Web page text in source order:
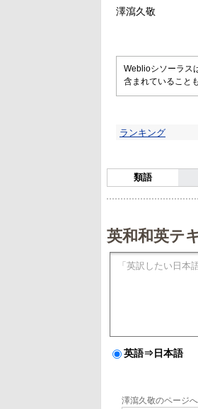
澤瀉久敬
Weblioシソーラス
含まれていること
ランキング
類語
英和和英テ
英語⇒日本語
澤瀉久敬のページ